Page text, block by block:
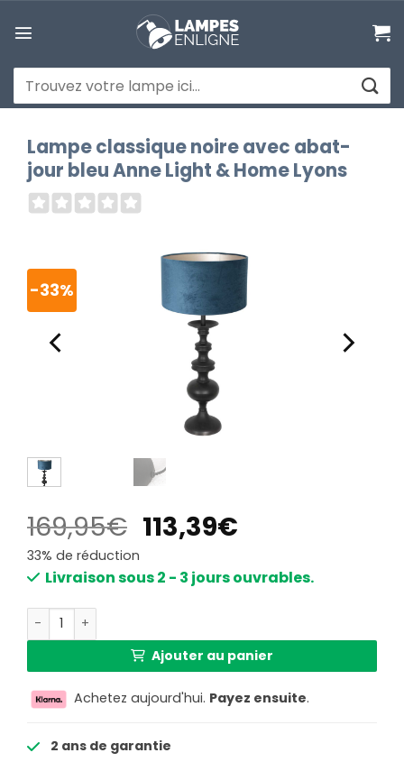
au
Recherche
pour :
Lampe classique noire avec abat-
jour bleu Anne Light & Home Lyons
-33%
169,95€ Le
prix
initial
113,39€Le
actuel
33% de réduction
Livraison sous 2 - 3 jours ouvrables.
quantité de Lampe classique noire avec abat-jour bleu
Ajouter au panier
Achetez aujourd'hui. Payez ensuite.
2 ans de garantie